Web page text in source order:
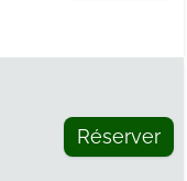
Réserver